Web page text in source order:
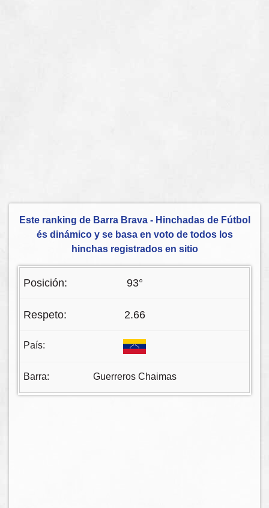
Este ranking de Barra Brava - Hinchadas de Fútbol
és dinámico y se basa en voto de todos los
hinchas registrados en sitio
93°
2.66
Guerreros Chaimas